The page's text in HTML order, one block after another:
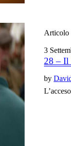
Articolo
3
28 – Il
by